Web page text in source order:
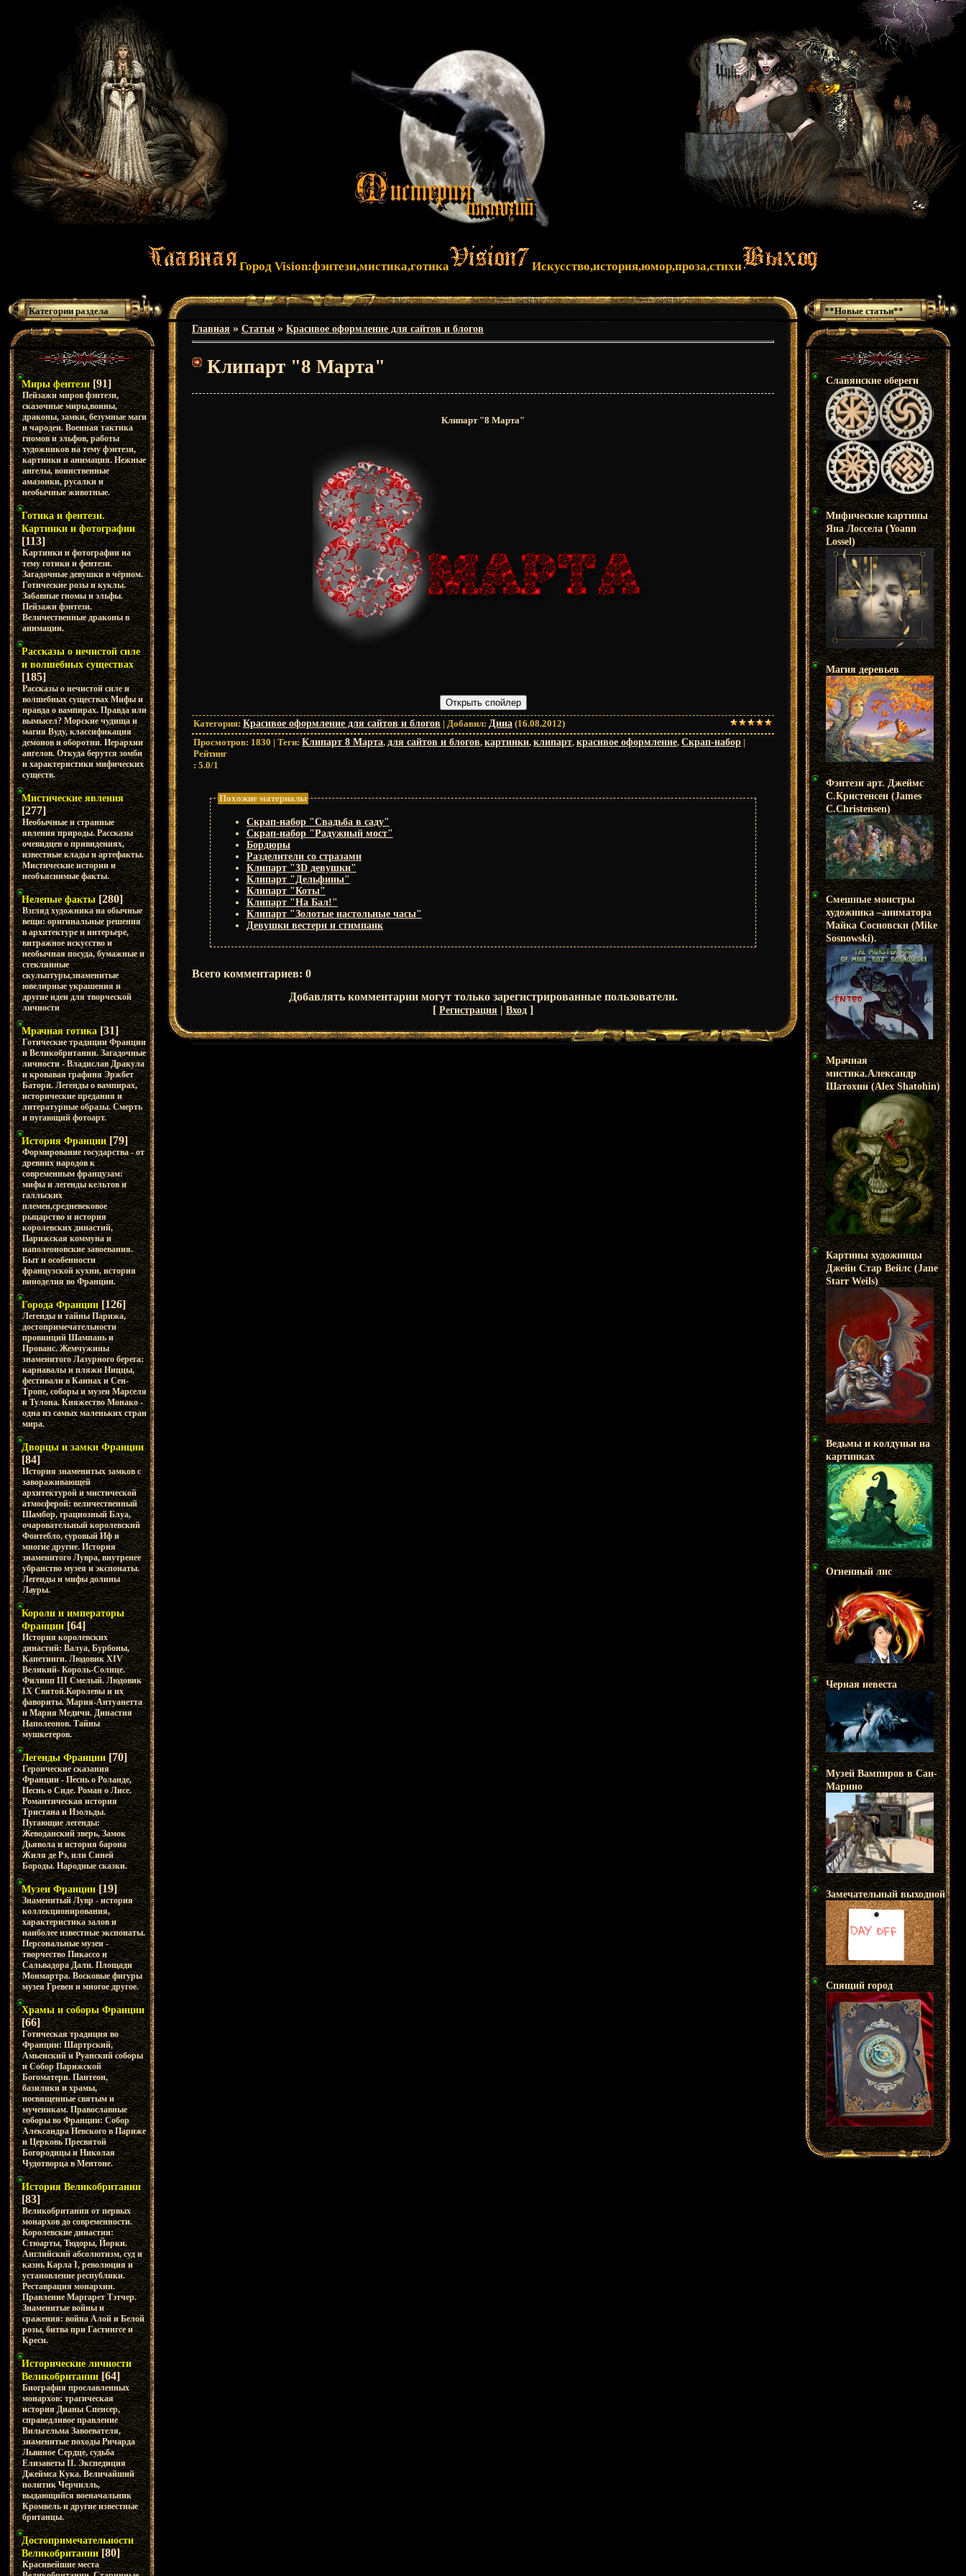
Город Vision:фэнтези,мистика,готика Искусство,история,юмор,проза,стихи
Категории раздела
Миры фентези [91]
Пейзажи миров фэнтези,
сказочные миры,воины,
драконы, замки, безумные маги
и чародеи. Военная тактика
гномов и эльфов, работы
художников на тему фэнтези,
картинки и анимация. Нежные
ангелы, воинственные
амазонки, русалки и
необычные животные.
Готика и фентези.
Картинки и фотографии
[113]
Картинки и фотографии на
тему готики и фентези.
Загадочные девушки в чёрном.
Готические розы и куклы.
Забавные гномы и эльфы.
Пейзажи фэнтези.
Величественные драконы в
анимации.
Рассказы о нечистой силе
и волшебных существах
[185]
Рассказы о нечистой силе и
волшебных существах Мифы и
правда о вампирах. Правда или
вымысел? Морские чудища и
магия Вуду, классификация
демонов и оборотни. Иерархии
ангелов. Откуда берутся зомби
и характеристики мифических
существ.
Мистические явления
[277]
Необычные и странные
явления природы. Рассказы
очевидцев о привидениях,
известные клады и артефакты.
Мистические истории и
необъяснимые факты.
Нелепые факты [280]
Взгляд художника на обычные
вещи: оригинальные решения
в архитектуре и интерьере,
витражное искусство и
необычная посуда, бумажные и
стеклянные
скульптуры,знаменитые
ювелирные украшения и
другие идеи для творческой
личности
Мрачная готика [31]
Готические традиции Франции
и Великобритании. Загадочные
личности - Владислав Дракула
и кровавая графиня Эржбет
Батори. Легенды о вампирах,
исторические предания и
литературные образы. Смерть
и пугающий фотоарт.
История Франции [79]
Формирование государства - от
древних народов к
современным французам:
мифы и легенды кельтов и
галльских
племен,средневековое
рыцарство и история
королевских династий,
Парижская коммуна и
наполеоновские завоевания.
Быт и особенности
французской кухни, история
виноделия во Франции.
Города Франции [126]
Легенды и тайны Парижа,
достопримечательности
провинций Шампань и
Прованс. Жемчужины
знаменитого Лазурного берега:
карнавалы и пляжи Ниццы,
фестивали в Каннах и Сен-
Тропе, соборы и музеи Марселя
и Тулона. Княжество Монако -
одна из самых маленьких стран
мира.
Дворцы и замки Франции
[84]
История знаменитых замков с
завораживающей
архитектурой и мистической
атмосферой: величественный
Шамбор, грациозный Блуа,
очаровательный королевский
Фонтебло, суровый Иф и
многие другие. История
знаменитого Лувра, внутренее
убранство музея и экспонаты.
Легенды и мифы долины
Лауры.
Короли и императоры
Франции [64]
История королевских
династий: Валуа, Бурбоны,
Капетинги. Людовик XIV
Великий- Король-Солнце.
Филипп III Смелый. Людовик
IX Святой.Королевы и их
фавориты. Мария-Антуанетта
и Мария Медичи. Династия
Наполеонов. Тайны
мушкетеров.
Легенды Франции [70]
Героические сказания
Франции - Песнь о Роланде,
Песнь о Сиде. Роман о Лисе.
Романтическая история
Тристана и Изольды.
Пугающие легенды:
Жеводанский зверь, Замок
Дьявола и история барона
Жиля де Рэ, или Синей
Бороды. Народные сказки.
Музеи Франции [19]
Знаменитый Лувр - история
коллекционирования,
характеристика залов и
наиболее известные экспонаты.
Персональные музеи -
творчество Пикассо и
Сальвадора Дали. Площади
Монмартра. Восковые фигуры
музея Гревен и многое другое.
Храмы и соборы Франции
[66]
Готическая традиция во
Франции: Шартрский,
Амьенский и Руанский соборы
и Собор Парижской
Богоматери. Пантеон,
базилики и храмы,
посвященные святым и
мученикам. Православные
соборы во Франции: Собор
Александра Невского в Париже
и Церковь Пресвятой
Богородицы и Николая
Чудотворца в Ментоне.
История Великобритании
[83]
Великобритания от первых
монархов до современности.
Королевские династии:
Стюарты, Тюдоры, Йорки.
Английский абсолютизм, суд и
казнь Карла I, революция и
установление республики.
Реставрация монархии.
Правление Маргарет Тэтчер.
Знаменитые войны и
сражения: война Алой и Белой
розы, битва при Гастингсе и
Креси.
Исторические личности
Великобритании [64]
Биография прославленных
монархов: трагическая
история Дианы Спенсер,
справедливое правление
Вильгельма Завоевателя,
знаменитые походы Ричарда
Львиное Сердце, судьба
Елизаветы II. Экспедиция
Джеймса Кука. Величайший
политик Черчилль,
выдающийся военачальник
Кромвель и другие известные
британцы.
Достопримечательности
Великобритании [80]
Красивейшие места
Главная » Статьи » Красивое оформление для сайтов и блогов
Клипарт "8 Марта"
Клипарт "8 Марта"
Категория: Красивое оформление для сайтов и блогов | Добавил: Дина (16.08.2012)
Просмотров: 1830 | Теги: Клипарт 8 Марта, для сайтов и блогов, картинки, клипарт, красивое оформление, Скрап-набор |
Рейтинг
: 5.0/1
Похожие материалы
Скрап-набор "Свадьба в саду"
Скрап-набор "Радужный мост"
Бордюры
Разделители со стразами
Клипарт "3D девушки"
Клипарт "Дельфины"
Клипарт "Коты"
Клипарт "На Бал!"
Клипарт "Золотые настольные часы"
Девушки вестерн и стимпанк
Всего комментариев: 0
Добавлять комментарии могут только зарегистрированные пользователи.
[ Регистрация | Вход ]
**Новые статьи**
Славянские обереги
Мифические картины
Яна Лоссела (Yoann
Lossel)
Магия деревьев
Фэнтези арт. Джеймс
С.Кристенсен (James
C.Christensen)
Смешные монстры
художника –аниматора
Майка Сосновски (Mike
Sosnowski).
Мрачная
мистика.Александр
Шатохин (Alex Shatohin)
Картины художницы
Джейн Стар Вейлс (Jane
Starr Weils)
Ведьмы и колдуньи на
картинках
Огненный лис
Черная невеста
Музей Вампиров в Сан-
Марино
Замечательный выходной
Спящий город